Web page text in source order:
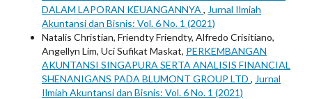
DALAM LAPORAN KEUANGANNYA , Jurnal Ilmiah
Akuntansi dan Bisnis: Vol. 6 No. 1 (2021)
Natalis Christian, Friendty Friendty, Alfredo Crisitiano,
Angellyn Lim, Uci Sufikat Maskat, PERKEMBANGAN
AKUNTANSI SINGAPURA SERTA ANALISIS FINANCIAL
SHENANIGANS PADA BLUMONT GROUP LTD , Jurnal
Ilmiah Akuntansi dan Bisnis: Vol. 6 No. 1 (2021)